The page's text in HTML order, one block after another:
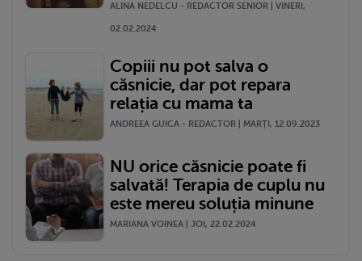
ALINA NEDELCU - REDACTOR SENIOR | VINERI,
02.02.2024
Copiii nu pot salva o
căsnicie, dar pot repara
relația cu mama ta
ANDREEA GUICA - REDACTOR | MARŢI, 12.09.2023
NU orice căsnicie poate fi
salvată! Terapia de cuplu nu
este mereu soluția minune
MARIANA VOINEA | JOI, 22.02.2024